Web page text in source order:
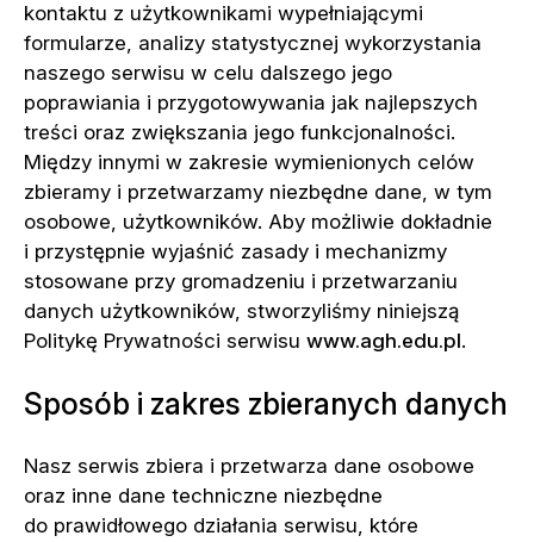
kontaktu z użytkownikami wypełniającymi
formularze, analizy statystycznej wykorzystania
naszego serwisu w celu dalszego jego
poprawiania i przygotowywania jak najlepszych
treści oraz zwiększania jego funkcjonalności.
Między innymi w zakresie wymienionych celów
zbieramy i przetwarzamy niezbędne dane, w tym
osobowe, użytkowników. Aby możliwie dokładnie
i przystępnie wyjaśnić zasady i mechanizmy
stosowane przy gromadzeniu i przetwarzaniu
danych użytkowników, stworzyliśmy niniejszą
Politykę Prywatności serwisu www.agh.edu.pl.
Sposób i zakres zbieranych danych
Nasz serwis zbiera i przetwarza dane osobowe
oraz inne dane techniczne niezbędne
do prawidłowego działania serwisu, które